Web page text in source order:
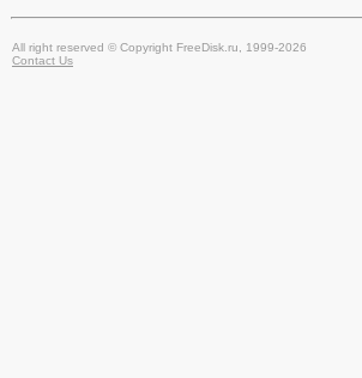
All right reserved © Copyright FreeDisk.ru, 1999-2026
Contact Us